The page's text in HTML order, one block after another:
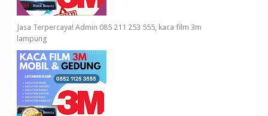
Jasa Terpercaya! Admin 085 211 253 555, kaca film 3m
lampung